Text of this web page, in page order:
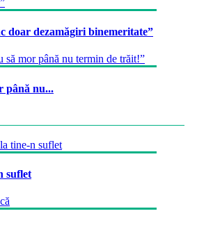
doar dezamăgiri binemeritate”
până nu...
suflet